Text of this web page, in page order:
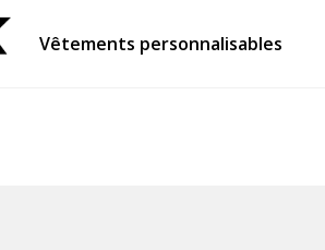
Vêtements personnalisables